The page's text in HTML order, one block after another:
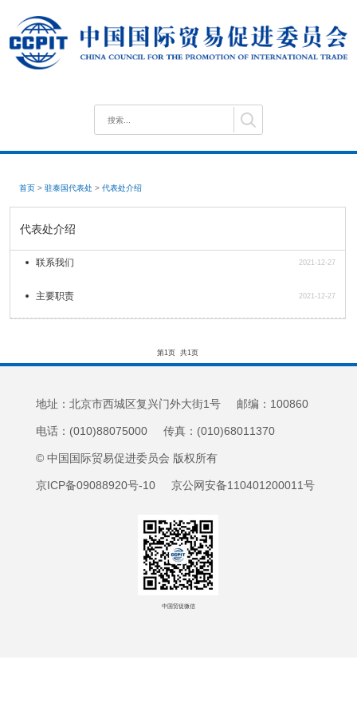
首页 > 驻泰国代表处 > 代表处介绍
代表处介绍
联系我们 2021-12-27
主要职责 2021-12-27
第1页 共1页
地址：北京市西城区复兴门外大街1号 邮编：100860
电话：(010)88075000 传真：(010)68011370
© 中国国际贸易促进委员会 版权所有
京ICP备09088920号-10 京公网安备110401200011号
中国贸促微信